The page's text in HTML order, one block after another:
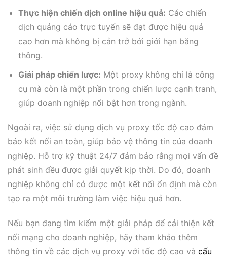
Thực hiện chiến dịch online hiệu quả: Các chiến
dịch quảng cáo trực tuyến sẽ đạt được hiệu quả
cao hơn mà không bị cản trở bởi giới hạn băng
thông.
Giải pháp chiến lược: Một proxy không chỉ là công
cụ mà còn là một phần trong chiến lược cạnh tranh,
giúp doanh nghiệp nổi bật hơn trong ngành.
Ngoài ra, việc sử dụng dịch vụ proxy tốc độ cao đảm
bảo kết nối an toàn, giúp bảo vệ thông tin của doanh
nghiệp. Hỗ trợ kỹ thuật 24/7 đảm bảo rằng mọi vấn đề
phát sinh đều được giải quyết kịp thời. Do đó, doanh
nghiệp không chỉ có được một kết nối ổn định mà còn
tạo ra một môi trường làm việc hiệu quả hơn.
Nếu bạn đang tìm kiếm một giải pháp để cải thiện kết
nối mạng cho doanh nghiệp, hãy tham khảo thêm
thông tin về các dịch vụ proxy với tốc độ cao và cấu